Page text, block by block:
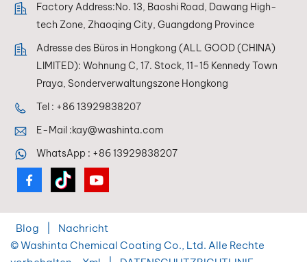
Factory Address:No. 13, Baoshi Road, Dawang High-
tech Zone, Zhaoqing City, Guangdong Province
Adresse des Büros in Hongkong (ALL GOOD (CHINA)
LIMITED): Wohnung C, 17. Stock, 11-15 Kennedy Town
Praya, Sonderverwaltungszone Hongkong
Tel : +86 13929838207
E-Mail :kay@washinta.com
WhatsApp : +86 13929838207
Blog
Nachricht
© Washinta Chemical Coating Co., Ltd. Alle Rechte